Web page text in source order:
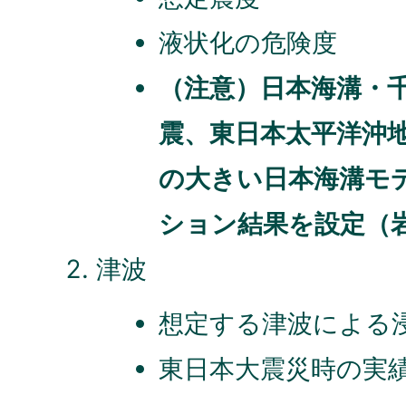
液状化の危険度
（注意）日本海溝
震、東日本太平洋沖
の大きい日本海溝モ
ション結果を設定（
津波
想定する津波による
東日本大震災時の実